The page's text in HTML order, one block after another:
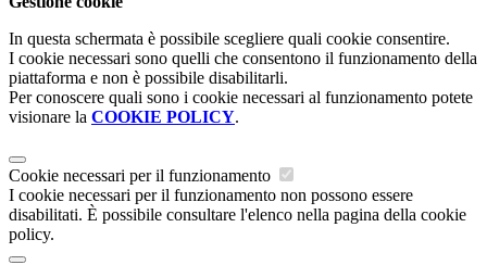
In questa schermata è possibile scegliere quali cookie consentire.
I cookie necessari sono quelli che consentono il funzionamento della
piattaforma e non è possibile disabilitarli.
Per conoscere quali sono i cookie necessari al funzionamento potete
visionare la COOKIE POLICY.
Cookie necessari per il funzionamento
I cookie necessari per il funzionamento non possono essere
disabilitati. È possibile consultare l'elenco nella pagina della cookie
policy.